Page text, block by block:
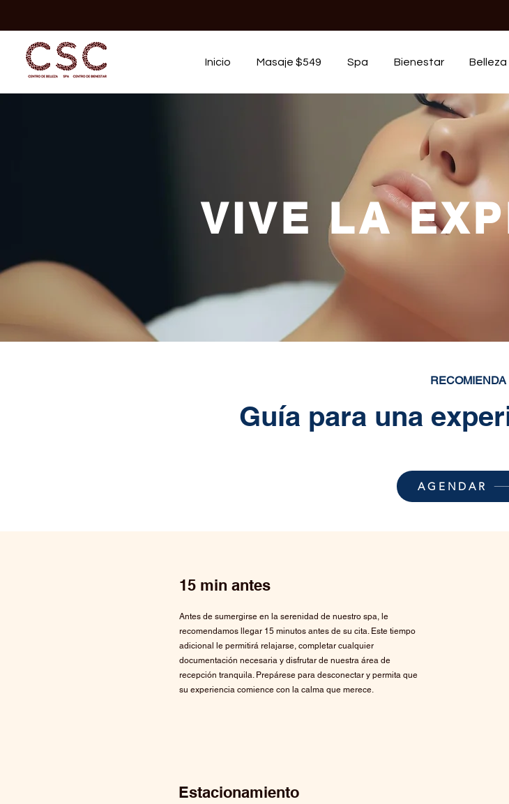
Inicio Masaje $549 Spa Bienestar Belleza
VIVE LA
RECOMIENDA
Guía para una
AGENDAR
15 min antes
Antes de sumergirse en la serenidad de nuestro spa, le
recomendamos llegar 15 minutos antes de su cita. Este tiempo
adicional le permitirá relajarse, completar cualquier
documentación necesaria y disfrutar de nuestra área de
recepción tranquila. Prepárese para desconectar y permita que
su experiencia comience con la calma que merece.
Estacionamiento